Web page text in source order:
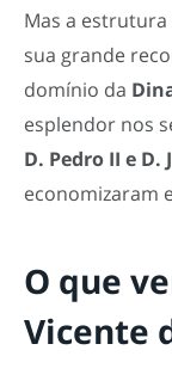
Mas a
sua grande
domínio da
esplendor nos
D. Pedro II e D.
economizaram
O que
Vicente